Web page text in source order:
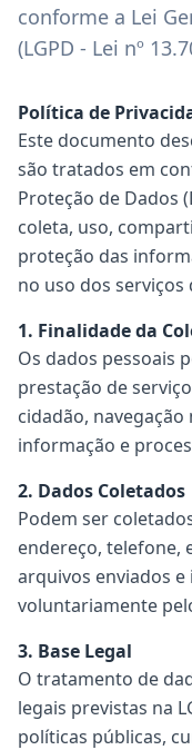
conforme a Lei
(LGPD - Lei nº
Política de
Este documento
são tratados em
Proteção de Dados
coleta, uso,
proteção das
no uso dos
1. Finalidade da
Os dados pessoais
prestação de
cidadão,
informação e
2. Dados Coletados
Podem ser
endereço, telefone,
arquivos enviados
voluntariamente
3. Base Legal
O tratamento de
legais previstas na
políticas públicas,